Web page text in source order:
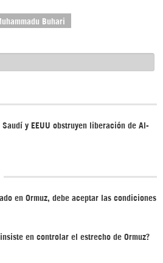
Buhari
Saudí y EEUU obstruyen liberación de Al-
en Ormuz, debe aceptar las condiciones
en controlar el estrecho de Ormuz?